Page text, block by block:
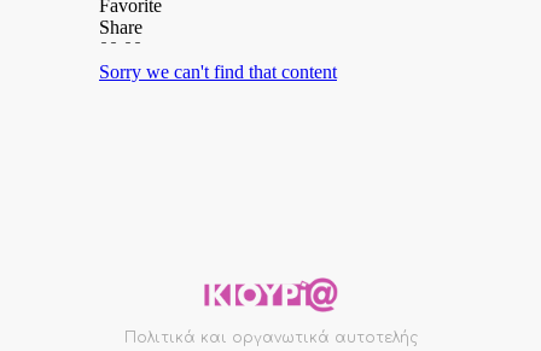
Πολιτικά και οργανωτικά αυτοτελής